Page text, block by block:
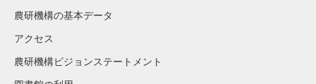
農研機構の基本データ
アクセス
農研機構ビジョンステートメント